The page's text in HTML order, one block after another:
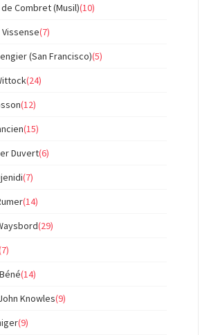
de Combret (Musil)(10)
Vissense(7)
(San Francisco)(5)
(24)
(12)
(15)
Duvert(6)
(7)
(14)
(29)
(14)
Knowles(9)
(9)